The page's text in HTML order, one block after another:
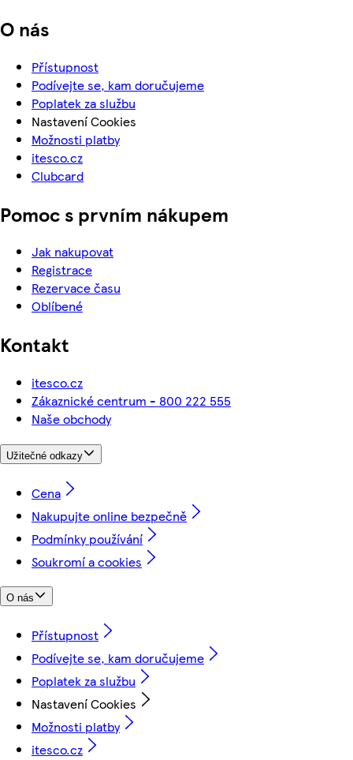
O nás
Přístupnost
Podívejte se, kam doručujeme
Poplatek za službu
Nastavení Cookies
Možnosti platby
itesco.cz
Clubcard
Pomoc s prvním nákupem
Jak nakupovat
Registrace
Rezervace času
Oblíbené
Kontakt
itesco.cz
Zákaznické centrum - 800 222 555
Naše obchody
Užitečné odkazy
Cena
Nakupujte online bezpečně
Podmínky používání
Soukromí a cookies
O nás
Přístupnost
Podívejte se, kam doručujeme
Poplatek za službu
Nastavení Cookies
Možnosti platby
itesco.cz